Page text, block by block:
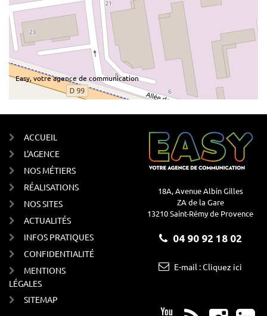
Easy, votre agence de communication
ACCUEIL
L'AGENCE
NOS MÉTIERS
RÉALISATIONS
NOS SITES
ACTUALITÉS
INFOS PRATIQUES
CONFIDENTIALITÉ
MENTIONS
LÉGALES
SITEMAP
18A, Avenue Albin Gilles
ZA de la Gare
13210 Saint-Rémy de Provence
04 90 92 18 02
E-mail : Cliquez ici